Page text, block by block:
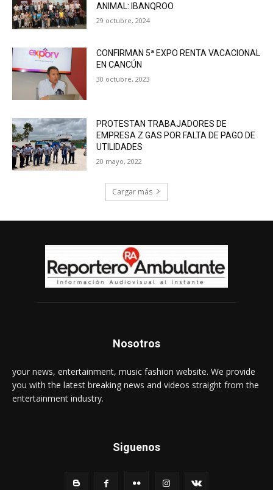
ANIMAL: IBANQROO
29 octubre, 2024
CONFIRMAN 5ª EXPO RENTA VACACIONAL
EN CANCÚN
30 octubre, 2023
PROTESTAN TRABAJADORES DE
EMPRESA Z GAS POR FALTA DE PAGO DE
UTILIDADES
20 mayo, 2022
Cargar más
Nosotros
your news, entertainment, music fashion website. We provide
you with the latest breaking news and videos straight from the
entertainment industry.
Siguenos